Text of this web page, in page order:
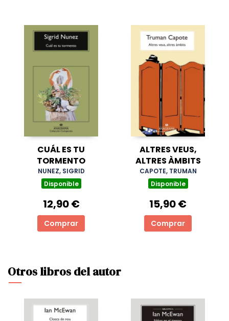
CUÁL ES TU
TORMENTO
NUNEZ, SIGRID
Disponible
12,90 €
Comprar
ALTRES VEUS,
ALTRES ÀMBITS
CAPOTE, TRUMAN
Disponible
15,90 €
Comprar
Otros libros del autor